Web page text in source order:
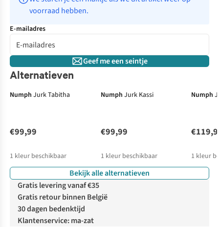
voorraad hebben.
E-mailadres
Geef me een seintje
Alternatieven
Numph Jurk Tabitha
€99,99
1 kleur beschikbaar
Numph Jurk Kassi
€99,99
1 kleur beschikbaar
Numph
1 kleur
Bekijk alle alternatieven
Gratis levering vanaf €35
Gratis retour binnen België
30 dagen bedenktijd
Klantenservice: ma-zat